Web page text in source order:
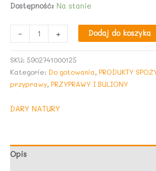
Dostępność: Na stanie
-
Przyprawa
ziemniaków
DARY
+ Dodaj do koszyka
SKU: 5902741000125
Kategorie: Do gotowania, PRODUKTY
przyprawy, PRZYPRAWY I BULIONY
DARY NATURY
Opis